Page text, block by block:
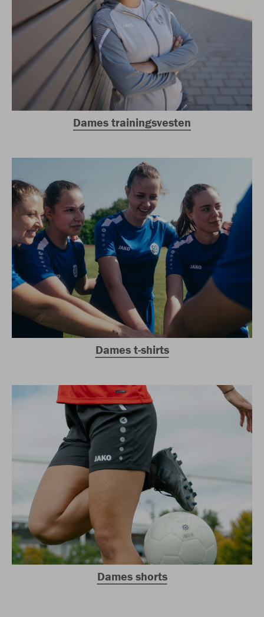
Dames trainingsvesten
Dames t-shirts
Dames shorts